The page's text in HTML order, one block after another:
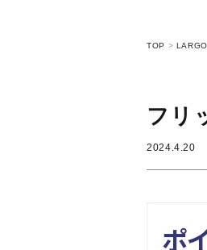
TOP >
フリ
2024.4.20